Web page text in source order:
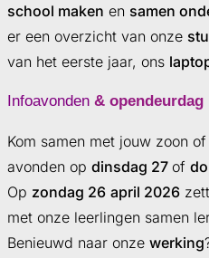
school maken en samen
er een overzicht van onze
van het eerste jaar, ons
Infoavonden & opendeurdag
Kom samen met jouw zoon
avonden op dinsdag 27 of
Op zondag 26 april 2026
met onze leerlingen samen
Benieuwd naar onze werking